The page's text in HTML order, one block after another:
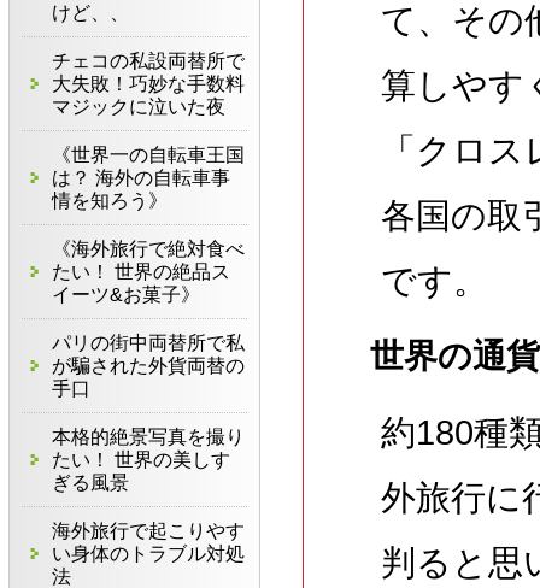
て、その
算しやす
「クロ
各国の取
です。
世界の通
約180種
外旅行に
判ると思
けど、、
チェコの私設両替所で
大失敗！巧妙な手数料
マジックに泣いた夜
《世界一の自転車王国
は？ 海外の自転車事
情を知ろう》
《海外旅行で絶対食べ
たい！ 世界の絶品ス
イーツ&お菓子》
パリの街中両替所で私
が騙された外貨両替の
手口
本格的絶景写真を撮り
たい！ 世界の美しす
ぎる風景
海外旅行で起こりやす
い身体のトラブル対処
法